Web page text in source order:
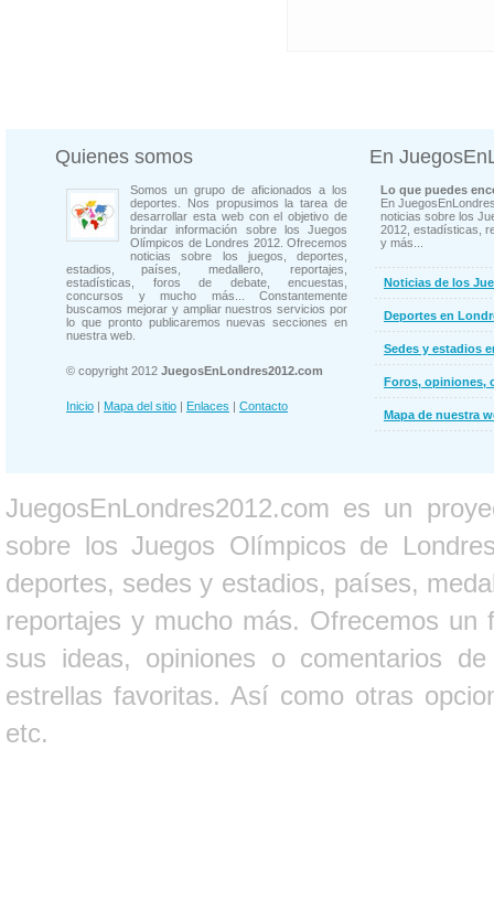
Quienes somos
Somos un grupo de aficionados a los
deportes. Nos propusimos la tarea de
desarrollar esta web con el objetivo de
brindar información sobre los Juegos
Olímpicos de Londres 2012. Ofrecemos
noticias sobre los juegos, deportes,
estadios, países, medallero, reportajes,
estadísticas, foros de debate, encuestas,
concursos y mucho más... Constantemente
buscamos mejorar y ampliar nuestros servicios por
lo que pronto publicaremos nuevas secciones en
nuestra web.
© copyright 2012 JuegosEnLondres2012.com
Inicio | Mapa del sitio | Enlaces | Contacto
En
Lo que puedes
En
noticias sobre los
2012, estadísticas,
y más...
Noticias de los
Deportes en
Sedes y estadios
Foros, opiniones,
Mapa de nuestra
JuegosEnLondres2012.com es un
sobre los Juegos Olímpicos de
deportes, sedes y estadios, países,
reportajes y mucho más. Ofrecemos un
sus ideas, opiniones o comentarios
estrellas favoritas. Así como otras
etc.